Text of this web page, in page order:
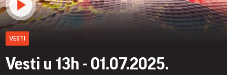
VESTI
Vesti u 13h - 01.07.2025.